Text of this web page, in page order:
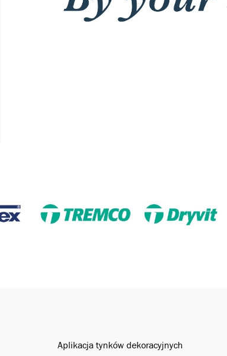
Aplikacja tynków dekoracyjnych